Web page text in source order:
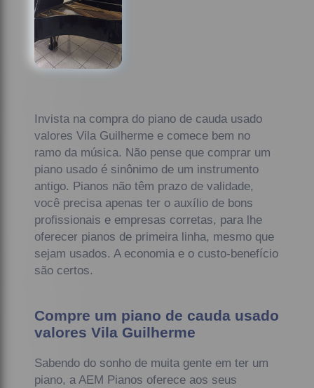
Invista na compra do piano de cauda usado
valores Vila Guilherme e comece bem no
ramo da música. Não pense que comprar um
piano usado é sinônimo de um instrumento
antigo. Pianos não têm prazo de validade,
você precisa apenas ter o auxílio de bons
profissionais e empresas corretas, para lhe
oferecer pianos de primeira linha, mesmo que
sejam usados. A economia e o custo-benefício
são certos.
Compre um piano de cauda usado
valores Vila Guilherme
Sabendo do sonho de muita gente em ter um
piano, a AEM Pianos oferece aos seus